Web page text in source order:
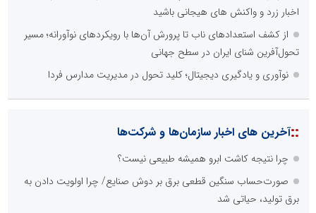
اخبار زرد و واکنش های هیجانی باشید
از کشف استعدادهای ناب تا پرورش آن‌ها با رویکردهای نوآورانه؛ مسیر
تحول‌آفرین شنای ایران در سطح جهانی
نوآوری و یادگیری دیجیتال؛ کلید تحول در مدیریت مدارس فردا
::آخرین های اخبار سازمان‌ها و شرکت‌ها
چرا نتیجه کاشت ابرو همیشه طبیعی نیست؟
صورت‌حساب سنگین قطعی برق بر دوش صنایع/ چرا اولویت دادن به
برق تولید، حیاتی شد